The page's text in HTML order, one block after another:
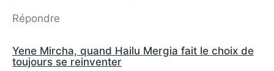
Répondre
Yene Mircha, quand Hailu Mergia fait le choix de
toujours se reinventer